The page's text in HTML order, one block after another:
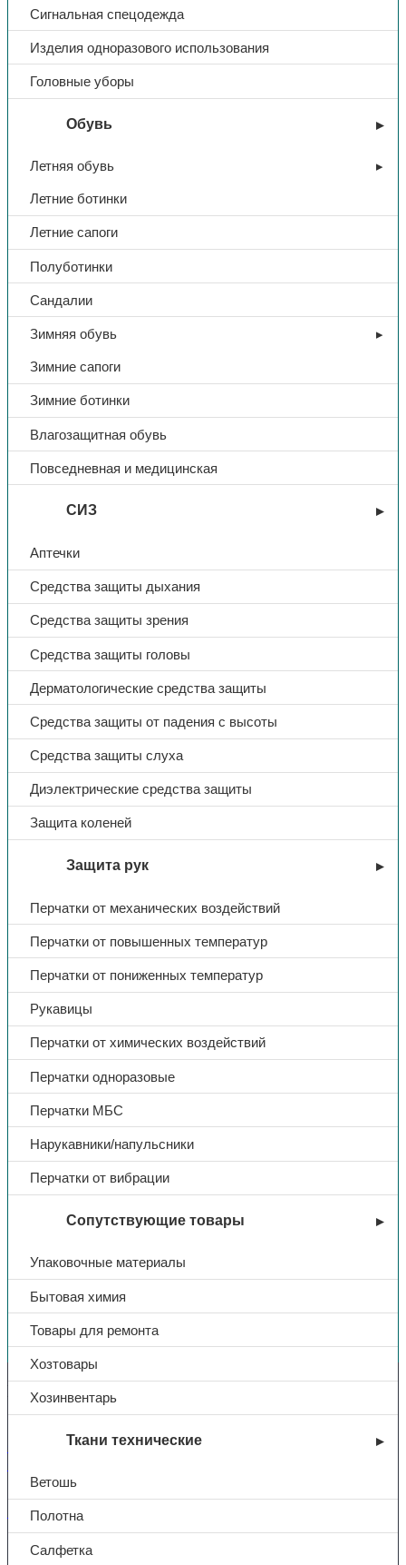
Сигнальная спецодежда
Изделия одноразового использования
Головные уборы
Обувь
Летняя обувь
Летние ботинки
Летние сапоги
Полуботинки
Сандалии
Зимняя обувь
Зимние сапоги
Зимние ботинки
Влагозащитная обувь
Повседневная и медицинская
СИЗ
Аптечки
Средства защиты дыхания
Средства защиты зрения
Средства защиты головы
Дерматологические средства защиты
Средства защиты от падения с высоты
Средства защиты слуха
Диэлектрические средства защиты
Защита коленей
Защита рук
Перчатки от механических воздействий
Перчатки от повышенных температур
Перчатки от пониженных температур
Рукавицы
Перчатки от химических воздействий
Перчатки одноразовые
Перчатки МБС
Нарукавники/напульсники
Перчатки от вибрации
Сопутствующие товары
Упаковочные материалы
Бытовая химия
Товары для ремонта
Хозтовары
Хозинвентарь
Ткани технические
Ветошь
Полотна
Салфетка
Вы недавно смотрели
Контакты
+7 (831) 214-01-31
101@adk52.ru